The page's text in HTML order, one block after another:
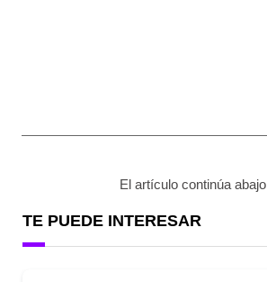
El artículo continúa abajo
TE PUEDE INTERESAR